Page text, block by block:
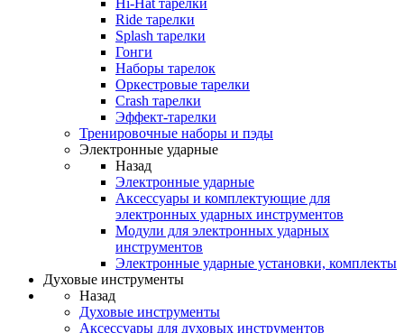
Hi-Hat тарелки
Ride тарелки
Splash тарелки
Гонги
Наборы тарелок
Оркестровые тарелки
Сrash тарелки
Эффект-тарелки
Тренировочные наборы и пэды
Электронные ударные
Назад
Электронные ударные
Аксессуары и комплектующие для
электронных ударных инструментов
Модули для электронных ударных
инструментов
Электронные ударные установки, комплекты
Духовые инструменты
Назад
Духовые инструменты
Аксессуары для духовых инструментов